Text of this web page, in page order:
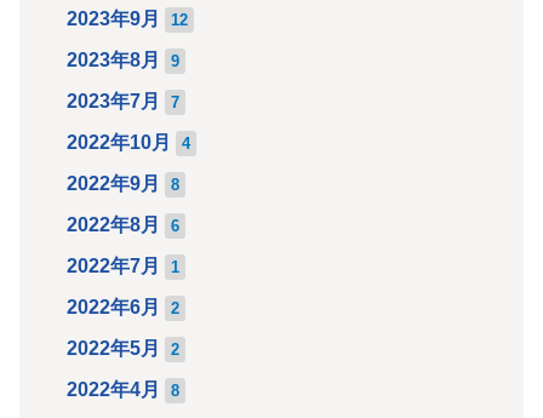
2023年9月 12
2023年8月 9
2023年7月 7
2022年10月 4
2022年9月 8
2022年8月 6
2022年7月 1
2022年6月 2
2022年5月 2
2022年4月 8